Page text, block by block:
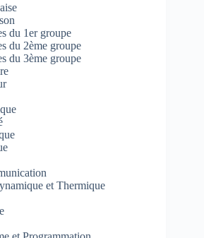
du 1er groupe
du 2ème groupe
du 3ème groupe
et Thermique